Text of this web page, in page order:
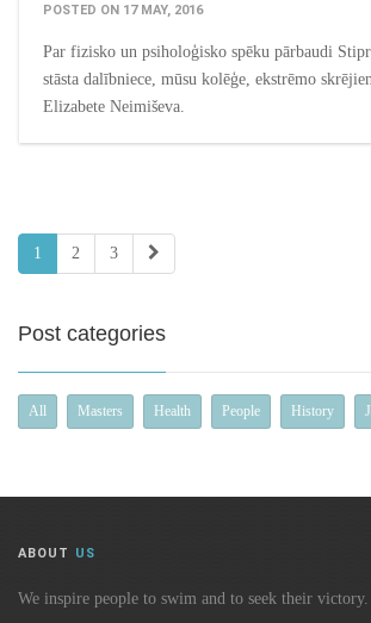
POSTED ON 17 MAY, 2016
Par fizisko un psiholoģisko spēku pārbaudi
stāsta dalībniece, mūsu kolēģe, ekstrēmo
Elizabete Neimiševa.
1 2 3
Post categories
All Masters Health People History
ABOUT US
We inspire people to swim and to seek their victory.